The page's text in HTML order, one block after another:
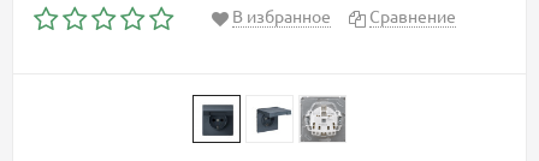
В избранное Сравнение